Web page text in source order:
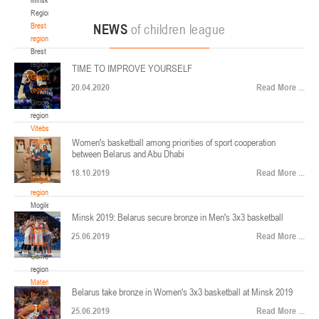
Region
Brest
region
Brest
region
Grodno
region
Grodno
region
Vitebsk
region
Vitebsk
region
Mogilev
region
Mogilev
region
Gomel
region
Gomel
region
Materials
for
coaches
ул. Ленинградская, 4
Минск
Финал четырех – юноши 2014-2015 гг.р., Дивизион 2, 22-24 апреля 2026 г., г.
Минск, ул. Стадионная, 3
U-12, девушки
V тур – девушки 2014-2015 гг.р., Дивизион 1, 17-19 апреля 2026 г., г. Гомель,
ул. Б.Хмельницкого, 118а
Минск
Финал 4-х – девушки 2010-2011 гг.р., Дивизион 2, 14-16 апреля 2026 г., г.
Минск, ул. Стадионная, 3
NEWS of children league
TIME TO IMPROVE YOURSELF
20.04.2020 Read More ...
Women's basketball among priorities of sport cooperation
between Belarus and Abu Dhabi
18.10.2019 Read More ...
Minsk 2019: Belarus secure bronze in Men's 3x3 basketball
25.06.2019 Read More ...
Belarus take bronze in Women's 3x3 basketball at Minsk 2019
25.06.2019 Read More ...